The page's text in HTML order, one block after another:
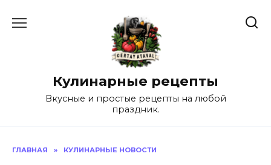
Кулинарные рецепты
Вкусные и простые рецепты на любой
праздник.
ГЛАВНАЯ » КУЛИНАРНЫЕ НОВОСТИ